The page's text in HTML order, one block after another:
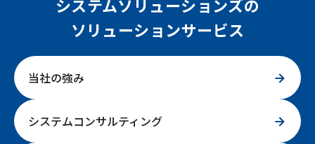
システムソリューションズの
ソリューションサービス
当社の強み
システムコンサルティング